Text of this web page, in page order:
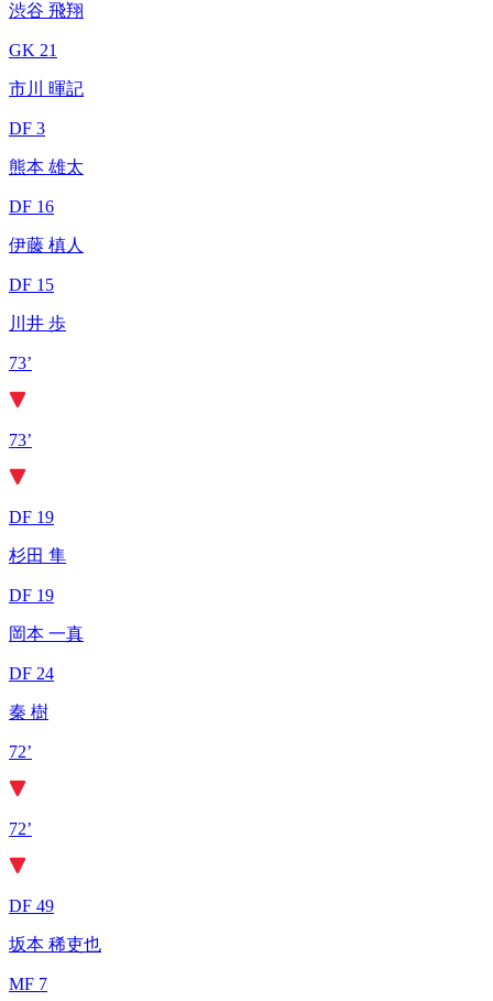
渋谷 飛翔
GK 21
市川 暉記
DF 3
熊本 雄太
DF 16
伊藤 槙人
DF 15
川井 歩
73’
73’
DF 19
杉田 隼
DF 19
岡本 一真
DF 24
秦 樹
72’
72’
DF 49
坂本 稀吏也
MF 7